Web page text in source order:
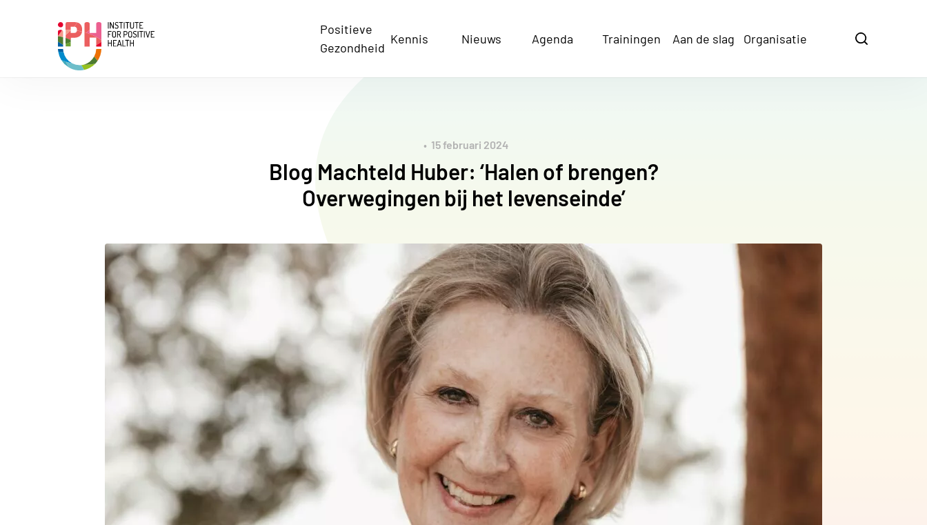
Positieve
Gezondheid
Kennis Nieuws Agenda Trainingen Aan de slag Organisatie
Zoeken
15 februari 2024
Blog Machteld Huber: ‘Halen of brengen?
Overwegingen bij het levenseinde’